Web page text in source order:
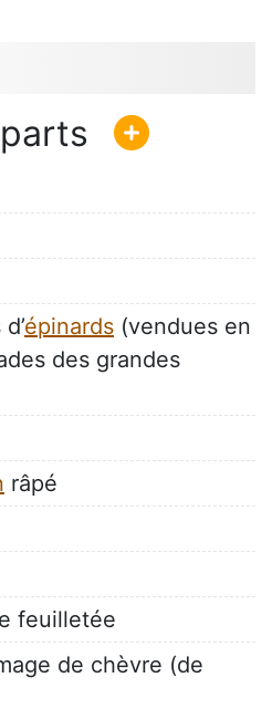
épinards (vendues en
des grandes
râpé
feuilletée
de chèvre (de